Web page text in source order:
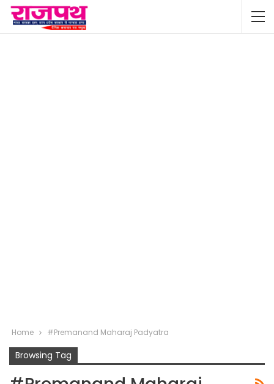
Home #Premanand Maharaj Padyatra
Browsing Tag